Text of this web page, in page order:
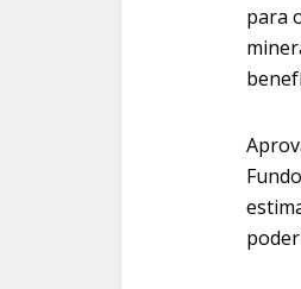
para